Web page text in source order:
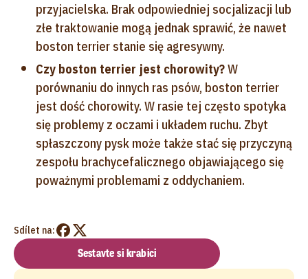
przyjacielska. Brak odpowiedniej socjalizacji lub
złe traktowanie mogą jednak sprawić, że nawet
boston terrier stanie się agresywny.
Czy boston terrier jest chorowity?W
porównaniu do innych ras psów, boston terrier
jest dość chorowity. W rasie tej często spotyka
się problemy z oczami i układem ruchu. Zbyt
spłaszczony pysk może także stać się przyczyną
zespołu brachycefalicznego objawiającego się
poważnymi problemami z oddychaniem.
Sdílet na:
Sestavte si krabici